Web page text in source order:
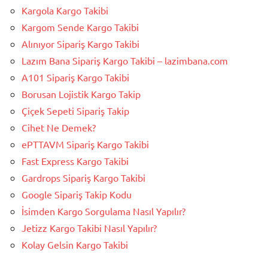
Kargola Kargo Takibi
Kargom Sende Kargo Takibi
Alınıyor Sipariş Kargo Takibi
Lazım Bana Sipariş Kargo Takibi – lazimbana.com
A101 Sipariş Kargo Takibi
Borusan Lojistik Kargo Takip
Çiçek Sepeti Sipariş Takip
Cihet Ne Demek?
ePTTAVM Sipariş Kargo Takibi
Fast Express Kargo Takibi
Gardrops Sipariş Kargo Takibi
Google Sipariş Takip Kodu
İsimden Kargo Sorgulama Nasıl Yapılır?
Jetizz Kargo Takibi Nasıl Yapılır?
Kolay Gelsin Kargo Takibi